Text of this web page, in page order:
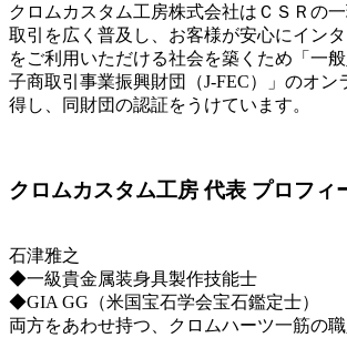
クロムカスタム工房株式会社はＣＳＲの
取引を広く普及し、お客様が安心にイン
をご利用いただける社会を築くため「一
子商取引事業振興財団（J-FEC）」のオン
得し、同財団の認証をうけています。
クロムカスタム工房 代表 プロフィ
石津雅之
◆一級貴金属装身具製作技能士
◆GIA GG（米国宝石学会宝石鑑定士）
両方をあわせ持つ、クロムハーツ一筋の職